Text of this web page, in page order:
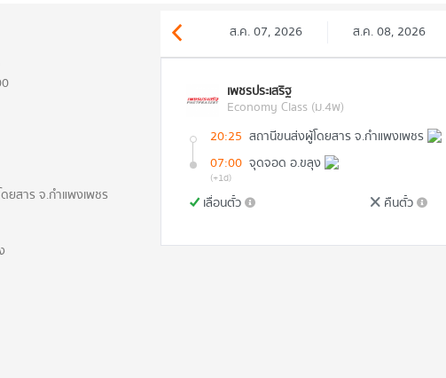
ยสาร จ.กำแพงเพชร
ส.ค. 07, 2026 ส.ค. 08, 2026
เพชรประเสริฐ
Economy Class (ม.4พ)
20:25 สถานีขนส่งผู้โดยสาร จ.กำแพงเพชร
07:00 จุดจอด อ.ขลุง
(+1d)
เลื่อนตั๋ว คืนตั๋ว